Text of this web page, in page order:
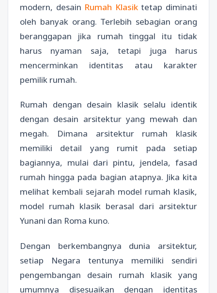
modern, desain Rumah Klasiktetap diminati
oleh banyak orang. Terlebih sebagian orang
beranggapan jika rumah tinggal itu tidak
harus nyaman saja, tetapi juga harus
mencerminkan identitas atau karakter
pemilik rumah.
Rumah dengan desain klasik selalu identik
dengan desain arsitektur yang mewah dan
megah. Dimana arsitektur rumah klasik
memiliki detail yang rumit pada setiap
bagiannya, mulai dari pintu, jendela, fasad
rumah hingga pada bagian atapnya. Jika kita
melihat kembali sejarah model rumah klasik,
model rumah klasik berasal dari arsitektur
Yunani dan Roma kuno.
Dengan berkembangnya dunia arsitektur,
setiap Negara tentunya memiliki sendiri
pengembangan desain rumah klasik yang
umumnya disesuaikan dengan identitas